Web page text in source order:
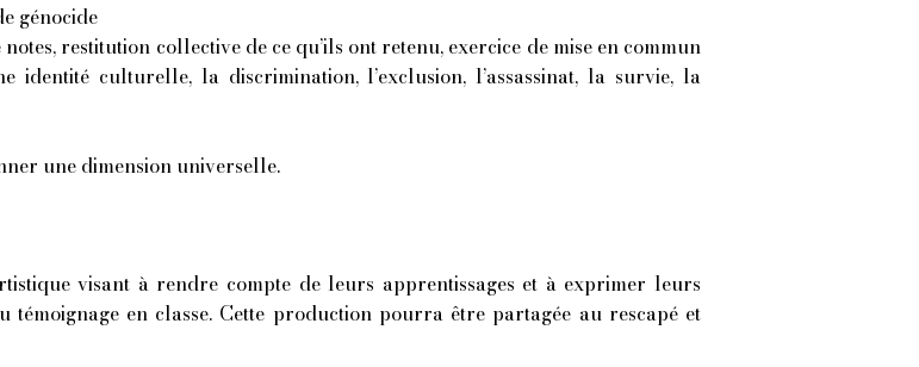
génocide
notes, restitution collective de ce qu’ils ont retenu, exercice de mise en commun
identité culturelle, la discrimination, l’exclusion, l’assassinat, la survie, la
une dimension universelle.
visant à rendre compte de leurs apprentissages et à exprimer leurs
témoignage en classe. Cette production pourra être partagée au rescapé et